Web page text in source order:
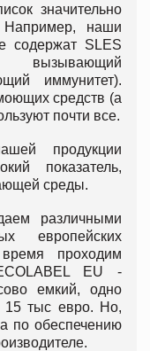
значительно
наши
содержат SLES
вызывающий
иммунитет).
средств (а
почти все.
продукции
показатель,
среды.
различными
европейских
проходим
EU -
емкий, одно
15 тыс евро. Но,
по обеспечению